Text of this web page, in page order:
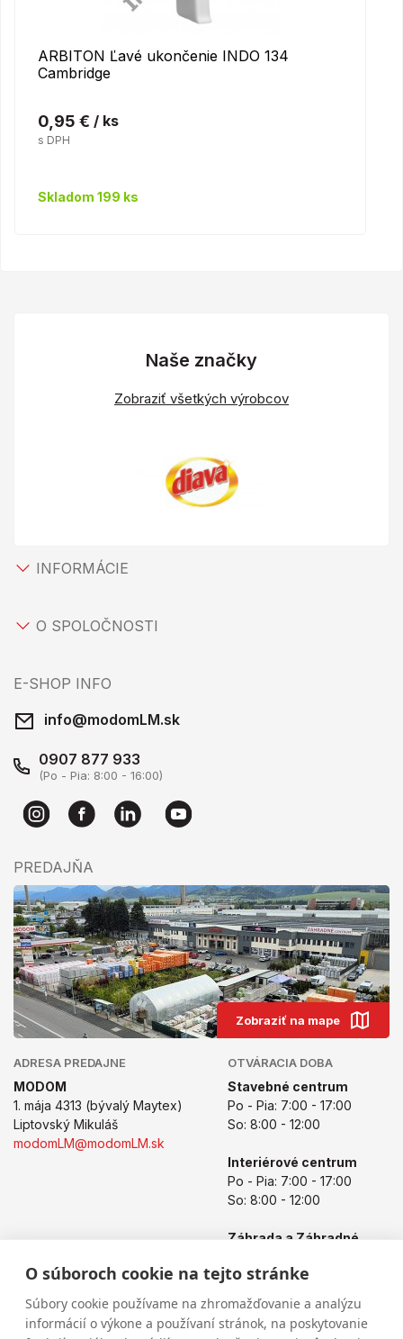
O súboroch cookie na tejto stránke
Súbory cookie používame na zhromažďovanie a analýzu
informácií o výkone a používaní stránok, na poskytovanie
ARBITON Ľavé ukončenie INDO 134
Cambridge
0,95 € / ks
s DPH
Skladom 199 ks
Naše značky
Zobraziť všetkých výrobcov
INFORMÁCIE
O SPOLOČNOSTI
E-SHOP INFO
info@modomLM.sk
0907 877 933
(Po - Pia: 8:00 - 16:00)
PREDAJŇA
Zobraziť na mape
ADRESA PREDAJNE
MODOM
1. mája 4313 (bývalý Maytex)
Liptovský Mikuláš
modomLM@modomLM.sk
OTVÁRACIA DOBA
Stavebné centrum
Po - Pia: 7:00 - 17:00
So: 8:00 - 12:00
Interiérové centrum
Po - Pia: 7:00 - 17:00
So: 8:00 - 12:00
Záhrada a Záhradné
Po - Pia: 8:00 - 17:00
So: 8:00 - 12:00